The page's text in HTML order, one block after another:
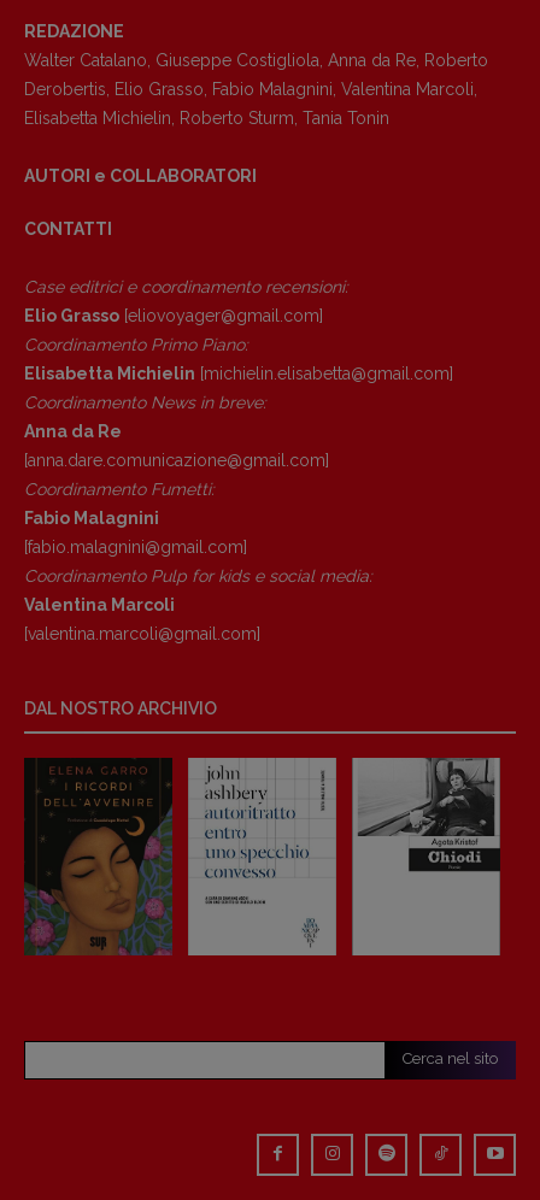
Associazione Pulp Magazine – registrazione
Tribunale Milano n° 5864/2023 – cod. fis.
97943720157 –
Privacy
REDAZIONE
Walter Catalano Giuseppe Costigliola Anna da Re Roberto
Derobertis
Elio Grasso Fabio Malagnini Valentina Marcoli
Elisabetta Michielin
Roberto Sturm Tania Tonin
AUTORI e COLLABORATORI
CONTATTI
Case editrici e coordinamento recensioni:
Elio Grasso [eliovoyager@gmail.com]
Coordinamento Primo Piano:
Elisabetta Michielin [michielin.elisabetta@gmail.com]
Coordinamento News in breve:
Anna da Re
[anna.dare.comunicazione@gmail. com]
Coordinamento Fumetti:
Fabio Malagnini
[fabio.malagnini@gmail. com]
Coordinamento Pulp for kids e social media:
Valentina Marcoli
[valentina.marcoli@gmail. com]
DAL NOSTRO ARCHIVIO
Cerca nel sito